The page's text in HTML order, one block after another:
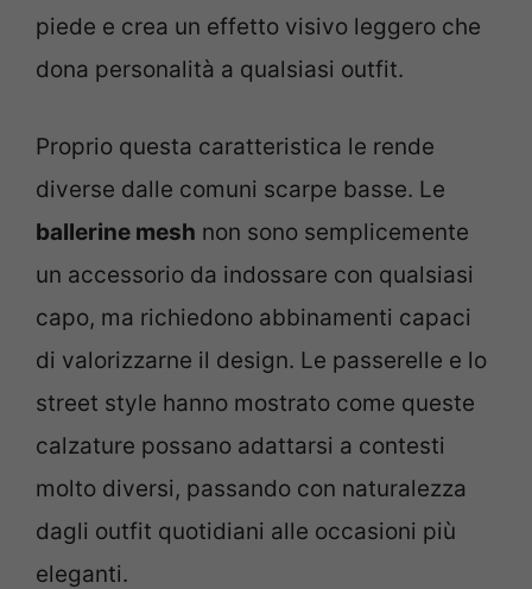
piede e crea un effetto visivo leggero che
dona personalità a qualsiasi outfit.
Proprio questa caratteristica le rende
diverse dalle comuni scarpe basse. Le
ballerine mesh non sono semplicemente
un accessorio da indossare con qualsiasi
capo, ma richiedono abbinamenti capaci
di valorizzarne il design. Le passerelle e lo
street style hanno mostrato come queste
calzature possano adattarsi a contesti
molto diversi, passando con naturalezza
dagli outfit quotidiani alle occasioni più
eleganti.